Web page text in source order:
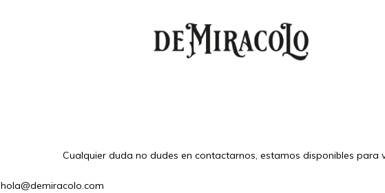
Cualquier duda no dudes en contactarnos, estamos disponibles para
hola@demiracolo.com